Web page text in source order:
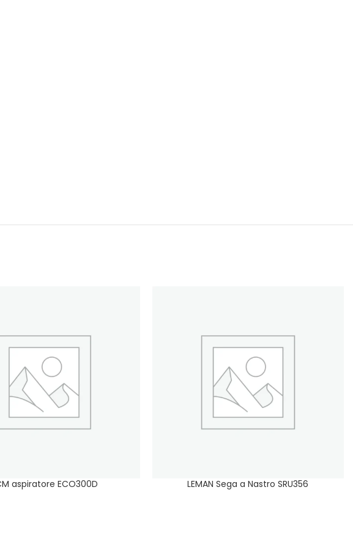
aspiratore ECO300D LEMAN Sega a Nastro SRU356